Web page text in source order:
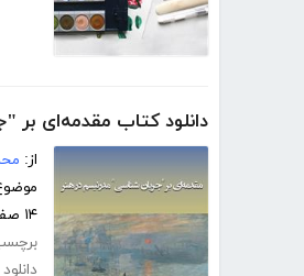
دانلود کتاب مقدمه‌ای
از:
۱۴ صفحه